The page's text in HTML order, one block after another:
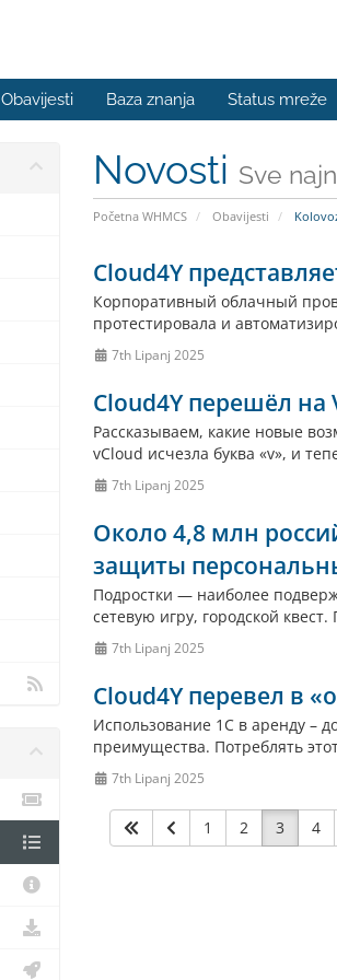
Obavijesti Baza znanja Status mreže
Novosti Sve
Početna WHMCS Obavijesti
Cloud4Y
Корпоративный облачный
протестировала и
7th Lipanj 2025
Cloud4Y перешёл на
Рассказываем, какие новые
vCloud исчезла буква «v», и
7th Lipanj 2025
Около 4,8 млн
защиты
Подростки — наиболее
сетевую игру, городской
7th Lipanj 2025
Cloud4Y перевел в
Использование 1С в аренду –
преимущества. Потреблять
7th Lipanj 2025
1 2 3 4